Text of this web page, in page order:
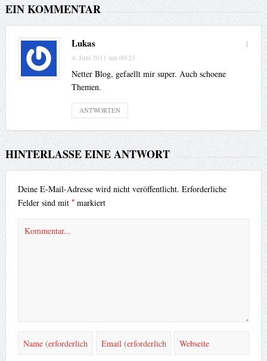
EIN KOMMENTAR
1
Lukas
4. Juni 2011 um 00:23
Netter Blog, gefaellt mir super. Auch schoene
Themen.
ANTWORTEN
HINTERLASSE EINE ANTWORT
Deine E-Mail-Adresse wird nicht veröffentlicht. Erforderliche
Felder sind mit *markiert